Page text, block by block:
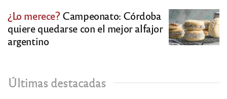
¿Lo merece?Campeonato: Córdoba
quiere quedarse con el mejor alfajor
argentino
Últimas destacadas